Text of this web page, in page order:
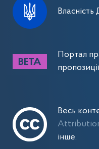
Портал
Весь
інше.